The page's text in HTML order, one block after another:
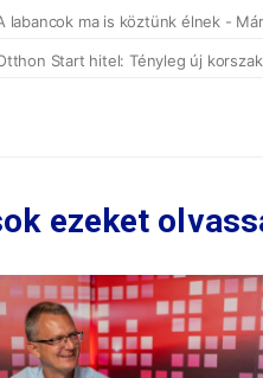
ezeket